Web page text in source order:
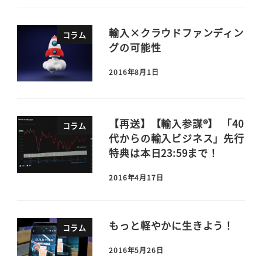
コラム
輸入×クラウドファンディン
グの可能性
2016年8月1日
コラム
【再送】【輸入参謀®】 「40
代からの輸入ビジネス」先行
特典は本日23:59まで！
2016年4月17日
コラム もっと軽やかに生きよう！
2016年5月26日